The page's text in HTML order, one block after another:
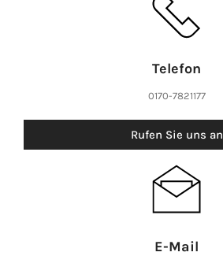
Telefon
0170-7821177
Rufen Sie uns an
E-Mail